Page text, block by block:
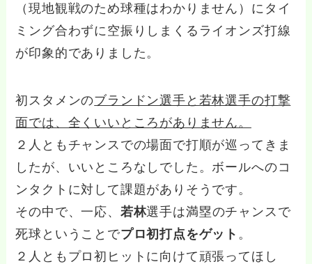
（現地観戦のため球種はわかりません）にタイ
ミング合わずに空振りしまくるライオンズ打線
が印象的でありました。
初スタメンのブランドン選手と若林選手の打撃
面では、全くいいところがありません。
２人ともチャンスでの場面で打順が巡ってきま
したが、いいところなしでした。ボールへのコ
ンタクトに対して課題がありそうです。
その中で、一応、 若林選手は満塁のチャンスで
死球ということでプロ初打点をゲット 。
２人ともプロ初ヒットに向けて頑張ってほし